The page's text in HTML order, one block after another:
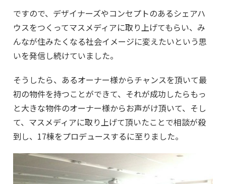
ですので、デザイナーズやコンセプトのあるシェアハ
ウスをつくってマスメディアに取り上げてもらい、み
んなが住みたくなる社会イメージに変えたいという思
いを発信し続けていました。
そうしたら、あるオーナー様からチャンスを頂いて最
初の物件を持つことができて、それが成功したらもっ
と大きな物件のオーナー様からお声がけ頂いて、そし
て、マスメディアに取り上げて頂いたことで相談が殺
到し、17棟をプロデュースするに至りました。